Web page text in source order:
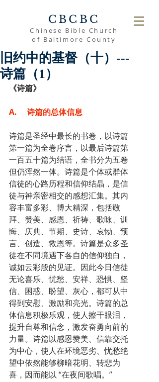
CBCBC
Chinese Bible Church
of Baltimore County
旧约中的基督（十）---
诗篇（1）
《诗篇》
A.     诗篇的总体信息
诗篇是圣经中最长的书卷，以诗篇
第一篇为全卷序言，以最后诗篇第
一百五十篇为结语，全书分为五卷
但仍浑然一体。诗篇是个体或群体
信徒的心路历程和信仰结晶，是信
徒与神亲密相交的感想汇集。其内
容丰富多彩、博大精深，包括敬
拜、赞美、感恩、祈祷、歌咏、训
悔、庆典、节期、史诗、哀恸、预
言、创造、救恩等。诗篇是众多圣
徒在不同境遇下各自的信仰独白，
诚如云彩般的见证。因此今日信徒
无论喜乐、忧愁、安祥、恐惧、坚
信、困惑、盼望、灰心，都可从中
得到安慰、激励和亮光。诗篇的总
体信息积极乐观，使人擦干眼泪，
提升自尊和信念，激发奋勇向前的
力量。诗篇以感恩赞美、信靠交托
为中心，使人在环境恶劣、忧愁绝
望中依然能够柳暗花明、转悲为
喜，因而能以 “在夜间歌唱。”